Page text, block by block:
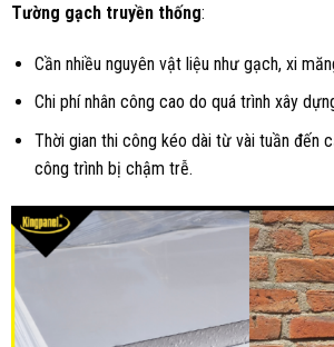
Tường gạch truyền thống:
Cần nhiều nguyên vật liệu như gạch, xi
Chi phí nhân công cao do quá trình xây
Thời gian thi công kéo dài từ vài tuần đến
công trình bị chậm trễ.